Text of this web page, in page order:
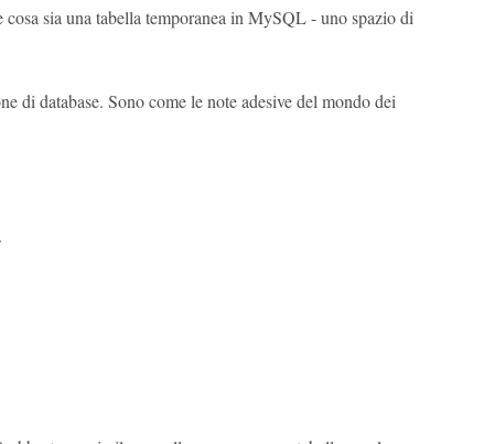
sia una tabella temporanea in MySQL - uno spazio di
di database. Sono come le note adesive del mondo dei